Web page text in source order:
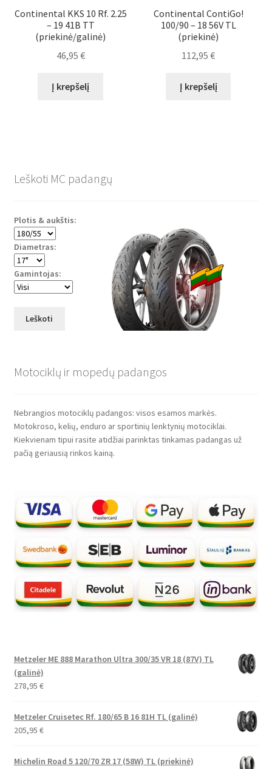
Continental KKS 10 Rf. 2.25
– 19 41B TT
(priekinė/galinė)
46,95 €
Į krepšelį
Continental ContiGo!
100/90 – 18 56V TL
(priekinė)
112,95€
Į krepšelį
Leškoti MC padangų
Plotis & aukštis:
Diametras:
Gamintojas:
Leškoti
Motociklų ir mopedų padangos
Nebrangios motociklų padangos: visos esamos markės.
Motokroso, kelių, enduro ar sportinių lenktynių motociklai.
Kiekvienam tipui rasite atidžiai parinktas tinkamas padangas už
pačią geriausią rinkos kainą.
Metzeler ME 888 Marathon Ultra 300/35 VR 18 (87V) TL
(galinė)
278,95 €
Metzeler Cruisetec Rf. 180/65 B 16 81H TL (galinė)
205,95 €
Michelin Road 5 120/70 ZR 17 (58W) TL (priekinė)